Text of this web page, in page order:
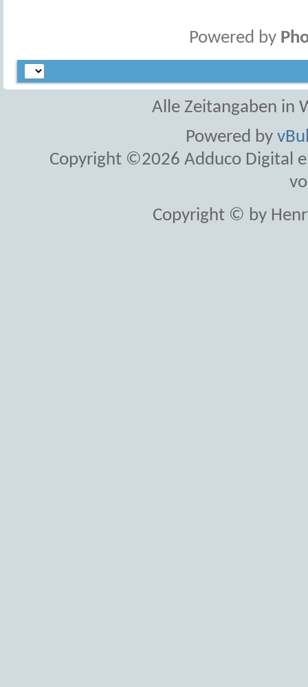
Powered by
Alle Zeitangaben in
Powered by
Copyright ©2026 Adduco Digital
Copyright © by